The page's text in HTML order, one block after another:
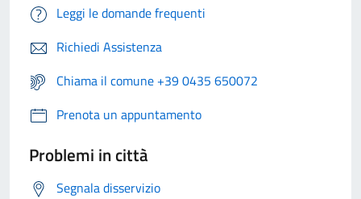
Leggi le domande frequenti
Richiedi Assistenza
Chiama il comune +39 0435 650072
Prenota un appuntamento
Problemi in città
Segnala disservizio